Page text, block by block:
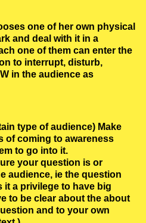
one of her own physical
and deal with it in a
one of them can enter the
to interrupt, disturb,
in the audience as
type of audience) Make
of coming to awareness
to go into it.
your question is or
audience, ie the question
it a privilege to have big
to be clear about the about
and to your own